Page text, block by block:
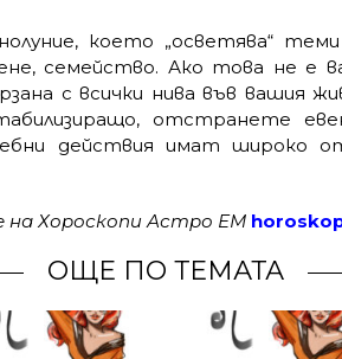
което „осветява“
семейство. Ако това не е
с всички нива във вашия
отстранете
действия имат широко
на Хороскопи Астро ЕМ
ОЩЕ ПО ТЕМАТА